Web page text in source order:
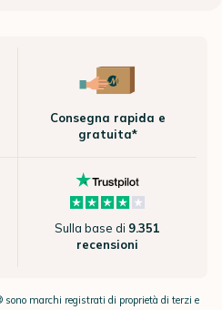
Consegna rapida e
gratuita*
Sulla base di 9.351
recensioni
sono marchi registrati di proprietà di terzi e